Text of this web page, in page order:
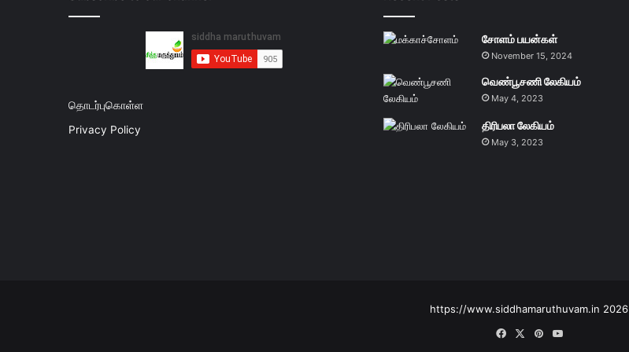
தொடர்புகொள்ள
Privacy Policy
சோளம் பயன்கள்
November 15, 2024
வெண்பூசணி லேகியம்
May 4, 2023
திரிபலா லேகியம்
May 3, 2023
https://www.siddhamaruthuvam.in 2026
FacebookPinterestYouTube